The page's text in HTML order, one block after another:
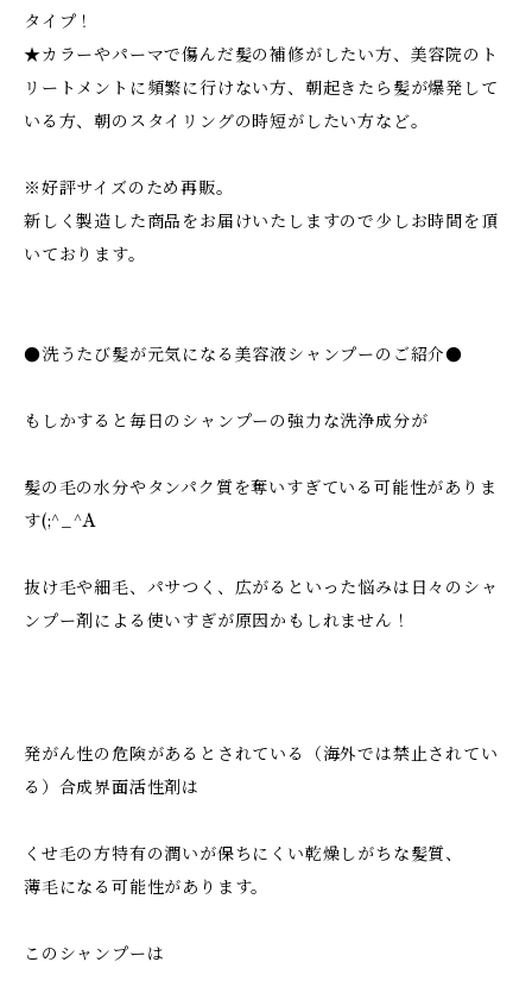
タイプ！
★カラーやパーマで傷んだ髪の補修がしたい方、美容院のト
リートメントに頻繁に行けない方、朝起きたら髪が爆発して
いる方、朝のスタイリングの時短がしたい方など。
※好評サイズのため再販。
新しく製造した商品をお届けいたしますので少しお時間を頂
いております。
●洗うたび髪が元気になる美容液シャンプーのご紹介●
もしかすると毎日のシャンプーの強力な洗浄成分が
髪の毛の水分やタンパク質を奪いすぎている可能性がありま
す(;^_^A
抜け毛や細毛、パサつく、広がるといった悩みは日々のシャ
ンプー剤による使いすぎが原因かもしれません！
発がん性の危険があるとされている（海外では禁止されてい
る）合成界面活性剤は
くせ毛の方特有の潤いが保ちにくい乾燥しがちな髪質、
薄毛になる可能性があります。
このシャンプーは